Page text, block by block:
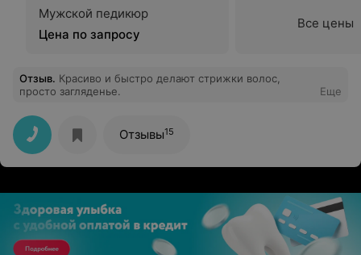
Мужской педикюр
Цена по запросу
Все цены
Отзыв. Красиво и быстро делают стрижки волос,
просто загляденье.
Еще
Отзывы15